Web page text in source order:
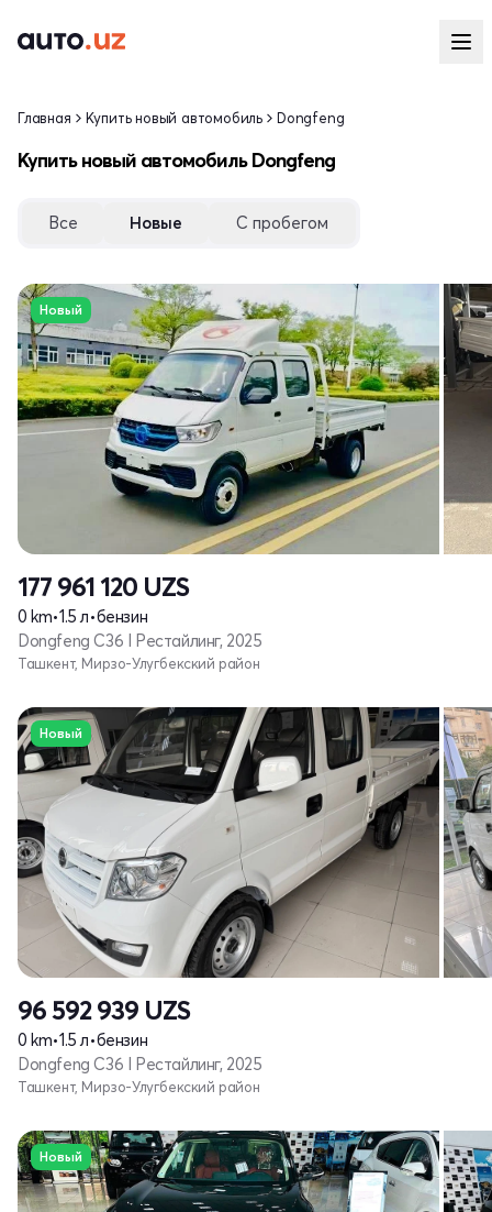
Главная Купить новый автомобиль Dongfeng
Купить новый автомобиль Dongfeng
Все Новые С пробегом
Новый
177 961 120 UZS
0 km•1.5 л•бензин
Dongfeng C36 I Рестайлинг, 2025
Ташкент, Мирзо-Улугбекский район
Новый
96 592 939 UZS
0 km•1.5 л•бензин
Dongfeng C36 I Рестайлинг, 2025
Ташкент, Мирзо-Улугбекский район
Новый